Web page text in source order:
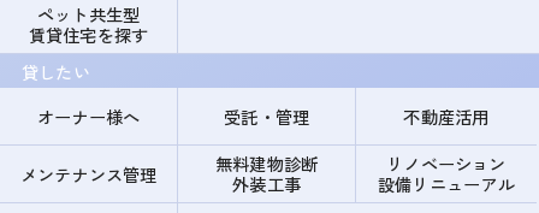
ペット共生型
賃貸住宅を探す
貸したい
オーナー様へ
受託・管理 不動産活用
メンテナンス管理
無料建物診断
外装工事
リノベーション
設備リニューアル